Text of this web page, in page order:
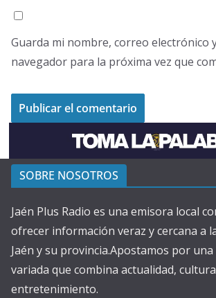
Guarda mi nombre, correo electrónico
navegador para la próxima vez que
SOBRE NOSOTROS
Jaén Plus Radio es una emisora local
ofrecer información veraz y cercana a
Jaén y su provincia.Apostamos por
variada que combina actualidad,
entretenimiento.